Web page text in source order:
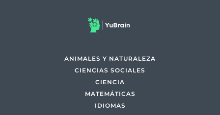
ANIMALES Y NATURALEZA
CIENCIAS SOCIALES
CIENCIA
MATEMÁTICAS
IDIOMAS